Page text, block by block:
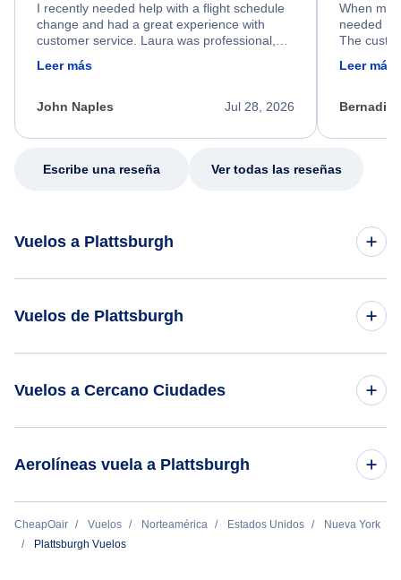
I recently needed help with a flight schedule
change and had a great experience with
customer service. Laura was professional,
friendly, and very helpful throughout the
process. She quickly found a solution and
appreciate her excellent service.
Leer más
Jul 28, 2026
John Naples
When my
needed
The
calm,
my issue.
Leer más
Escribe una reseña Ver todas las reseñas
Vuelos a Plattsburgh
Vuelos de Plattsburgh
Vuelos a Cercano Ciudades
Massena Vuelos
Aerolíneas vuela a Plattsburgh
Contour Airlines
CheapOair Vuelos Norteamérica Estados Unidos
Nueva York
Plattsburgh Vuelos